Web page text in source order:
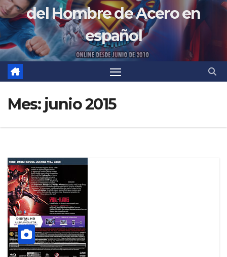
del Hombre de Acero en
español
Mes: junio 2015